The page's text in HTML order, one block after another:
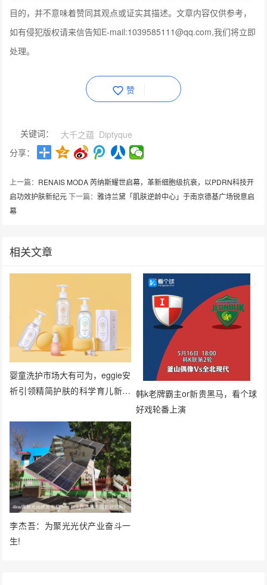
目的，并不意味着赞同其观点或证实其描述。文章内容仅供参考，
如有侵犯版权请来信告知E-mail:1039585111@qq.com,我们将立即
处理。
赞
关键词： 大千之蕴 Diptyque
分享：
上一篇： ​RENAIS MODA 芮纳斯耀世启幕，革新细胞级抗衰，以PDRN科技开
启功效护肤新纪元下一篇： 雅诗兰黛「肌肤逆龄中心」于南京德基广场锐意启
幕
相关文章
婴童洗护市场大有可为，eggie安
祈引领精简护肤的科学育儿新风 韩k老牌霸主or新贵黑马，看个球
好戏轮番上演
李杰吾：为聚光光伏产业奋斗一
生!